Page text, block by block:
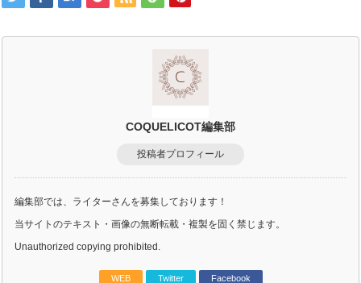
COQUELICOT編集部
投稿者プロフィール
編集部では、ライターさんを募集しております！
当サイトのテキスト・画像の無断転載・複製を固く禁じます。
Unauthorized copying prohibited.
WEB Twitter Facebook